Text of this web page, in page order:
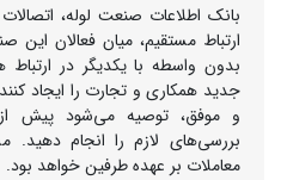
بانک اطلاعات صنعت لوله،
ارتباط مستقیم، میان فعالان این
بدون واسطه با یکدیگر در
جدید همکاری و تجارت را ایجاد
و موفق، توصیه می‌شود پیش از
بررسی‌های لازم را انجام دهید.
معاملات بر عهده طرفین خواهد بود.